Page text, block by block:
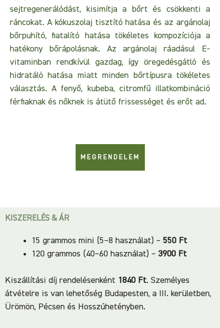
sejtregenerálódást, kisimítja a bőrt és csökkenti a
ráncokat. A kókuszolaj tisztító hatása és az argánolaj
bőrpuhító, fiatalító hatása tökéletes kompozíciója a
hatékony bőrápolásnak. Az argánolaj ráadásul E-
vitaminban rendkívül gazdag, így öregedésgátló és
hidratáló hatása miatt minden bőrtípusra tökéletes
választás. A fenyő, kubeba, citromfű illatkombináció
férfiaknak és nőknek is átütő frissességet és erőt ad.
MEGRENDELEM
KISZERELÉS & ÁR
15 grammos mini (5–8 használat) – 550 Ft
120 grammos (40–60 használat) – 3900 Ft
Kiszállítási díj rendelésenként 1840 Ft. Személyes
átvételre is van lehetőség Budapesten, a III. kerületben,
Ürömön, Pécsen és Hosszúhetényben.